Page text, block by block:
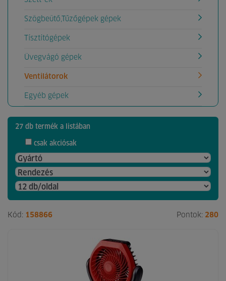
Szögbeütő,Tűzőgépek gépek
Tísztítógépek
Üvegvágó gépek
Ventilátorok
Egyéb gépek
27 db termék a listában
csak akciósak
Kód: 158866 Pontok: 280